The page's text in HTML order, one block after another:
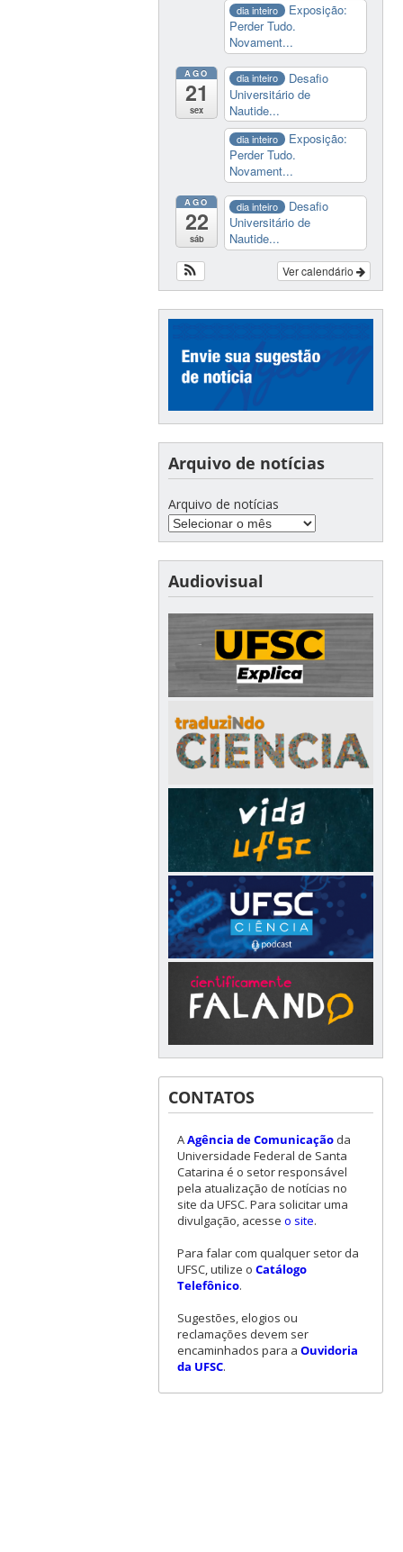
dia inteiro
Exposição:
Perder Tudo.
Novament...
AGO
21
sex
dia inteiro
Desafio
Universitário de
Nautide...
dia inteiro
Exposição:
Perder Tudo.
Novament...
AGO
22
sáb
dia inteiro
Desafio
Universitário de
Nautide...
Ver calendário
Arquivo de notícias
Arquivo de notícias
Audiovisual
CONTATOS
AAgência de Comunicaçãoda
Universidade Federal de Santa
Catarina é o setor responsável
pela atualização de notícias no
site da UFSC. Para solicitar uma
divulgação, acesse o site.
Para falar com qualquer setor da
UFSC, utilize o Catálogo
Telefônico.
Sugestões, elogios ou
reclamações devem ser
encaminhados para a Ouvidoria
da UFSC.